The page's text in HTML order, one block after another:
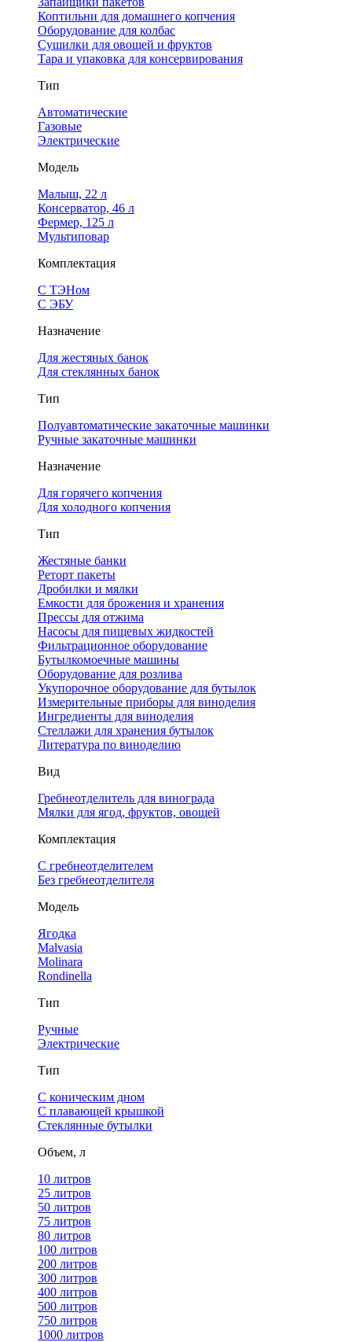
Коптильни для домашнего копчения
Оборудование для колбас
Сушилки для овощей и фруктов
Тара и упаковка для консервирования
Тип
Автоматические
Газовые
Электрические
Модель
Малыш, 22 л
Консерватор, 46 л
Фермер, 125 л
Мультиповар
Комплектация
С ТЭНом
С ЭБУ
Назначение
Для жестяных банок
Для стеклянных банок
Тип
Полуавтоматические закаточные машинки
Ручные закаточные машинки
Назначение
Для горячего копчения
Для холодного копчения
Тип
Жестяные банки
Реторт пакеты
Дробилки и мялки
Емкости для брожения и хранения
Прессы для отжима
Насосы для пищевых жидкостей
Фильтрационное оборудование
Бутылкомоечные машины
Оборудование для розлива
Укупорочное оборудование для бутылок
Измерительные приборы для виноделия
Ингредиенты для виноделия
Стеллажи для хранения бутылок
Литература по виноделию
Вид
Гребнеотделитель для винограда
Мялки для ягод, фруктов, овощей
Комплектация
С гребнеотделителем
Без гребнеотделителя
Модель
Ягодка
Malvasia
Molinara
Rondinella
Тип
Ручные
Электрические
Тип
С коническим дном
С плавающей крышкой
Стеклянные бутылки
Объем, л
10 литров
25 литров
50 литров
75 литров
80 литров
100 литров
200 литров
300 литров
400 литров
500 литров
750 литров
1000 литров